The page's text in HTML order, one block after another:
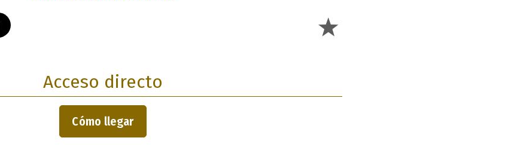
Acceso directo
Cómo llegar